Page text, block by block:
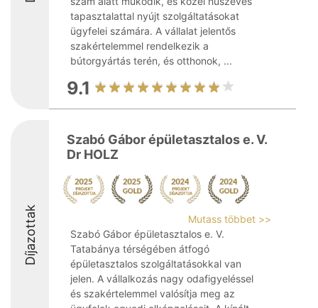
tapasztalattal nyújt szolgáltatásokat
ügyfelei számára. A vállalat jelentős
szakértelemmel rendelkezik a
bútorgyártás terén, és otthonok, ...
9.1
Díjazottak
Szabó Gábor épületasztalos e. V.
Dr HOLZ
Mutass többet >>
Szabó Gábor épületasztalos e. V.
Tatabánya térségében átfogó
épületasztalos szolgáltatásokkal van
jelen. A vállalkozás nagy odafigyeléssel
és szakértelemmel valósítja meg az